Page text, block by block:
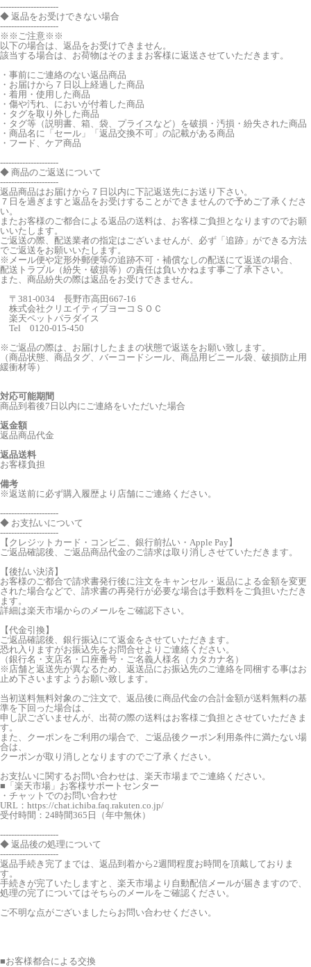
---------------------
◆ 返品をお受けできない場合
---------------------
※※ご注意※※
以下の場合は、返品をお受けできません。
該当する場合は、お荷物はそのままお客様に返送させていただきます。
・事前にご連絡のない返品商品
・お届けから７日以上経過した商品
・着用・使用した商品
・傷や汚れ、においが付着した商品
・タグを取り外した商品
・タグ等（説明書、箱、袋、プライスなど）を破損・汚損・紛失された商品
・商品名に「セール」「返品交換不可」の記載がある商品
・フード、ケア商品
---------------------
◆ 商品のご返送について
---------------------
返品商品はお届けから７日以内に下記返送先にお送り下さい。
７日を過ぎますと返品をお受けすることができませんので予めご了承くださ
い。
またお客様のご都合による返品の送料は、お客様ご負担となりますのでお願
いいたします。
ご返送の際、配送業者の指定はございませんが、必ず「追跡」ができる方法
でご返送をお願いいたします。
※メール便や定形外郵便等の追跡不可・補償なしの配送にて返送の場合、
配送トラブル（紛失・破損等）の責任は負いかねます事ご了承下さい。
また、商品紛失の際は返品をお受けできません。
〒381-0034 長野市高田667-16
株式会社クリエイティブヨーコＳＯＣ
楽天ペットパラダイス
Tel 0120-015-450
※ご返品の際は、お届けしたままの状態で返送をお願い致します。
（商品状態、商品タグ、バーコードシール、商品用ビニール袋、破損防止用
緩衝材等）
対応可能期間
商品到着後7日以内にご連絡をいただいた場合
返金額
返品商品代金
返品送料
お客様負担
備考
※返送前に必ず購入履歴より店舗にご連絡ください。
---------------------
◆ お支払いについて
---------------------
【クレジットカード・コンビニ、銀行前払い・Apple Pay】
ご返品確認後、ご返品商品代金のご請求は取り消しさせていただきます。
【後払い決済】
お客様のご都合で請求書発行後に注文をキャンセル・返品による金額を変更
された場合などで、請求書の再発行が必要な場合は手数料をご負担いただき
ます。
詳細は楽天市場からのメールをご確認下さい。
【代金引換】
ご返品確認後、銀行振込にて返金をさせていただきます。
恐れ入りますがお振込先をお問合せよりご連絡ください。
（銀行名・支店名・口座番号・ご名義人様名（カタカナ名）
※店舗と返送先が異なるため、返送品にお振込先のご連絡を同梱する事はお
止め下さいますようお願い致します。
当初送料無料対象のご注文で、返品後に商品代金の合計金額が送料無料の基
準を下回った場合は、
申し訳ございませんが、出荷の際の送料はお客様ご負担とさせていただきま
す。
また、クーポンをご利用の場合で、ご返品後クーポン利用条件に満たない場
合は、
クーポンが取り消しとなりますのでご了承ください。
お支払いに関するお問い合わせは、楽天市場までご連絡ください。
■「楽天市場」お客様サポートセンター
・チャットでのお問い合わせ
URL：https://chat.ichiba.faq.rakuten.co.jp/
受付時間：24時間365日（年中無休）
---------------------
◆ 返品後の処理について
---------------------
返品手続き完了までは、返品到着から2週間程度お時間を頂戴しておりま
す。
手続きが完了いたしますと、楽天市場より自動配信メールが届きますので、
処理の完了についてはそちらのメールをご確認ください。
ご不明な点がございましたらお問い合わせください。
■お客様都合による交換